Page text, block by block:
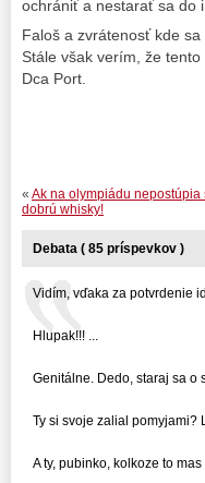
ochrániť a nestarať sa do
Faloš a zvrátenosť kde
Stále však verím, že
Dca Port.
« Ak na olympiádu
dobrú whisky!
Debata ( 85 príspevkov )
Vidím, vďaka za potvrdenie
Hlupak!!! ...
Genitálne. Dedo, staraj sa o
Ty si svoje zalial pomyjami?
A ty, pubinko, kolkoze to mas